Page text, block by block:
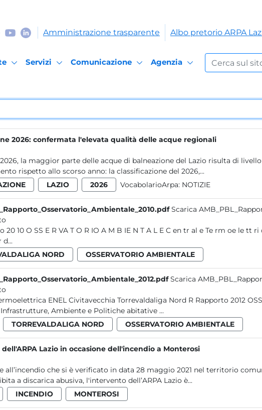
Amministrazione trasparente Albo pretorio ARPA
Servizi Comunicazione Agenzia
Cerca nel sito:
2026: confermata l'elevata qualità delle acque regionali
la maggior parte delle acque di balneazione del Lazio risulta di
rispetto allo scorso anno: la classificazione del 2026,...
LAZIO 2026 VocabolarioArpa: NOTIZIE
Scarica
al ig a N or d...
NORD
OSSERVATORIO AMBIENTALE
Scarica
ENEL Civitavecchia Torrevaldaliga Nord R Rapporto 2012 OSSERVATORIO AMBIENTALE Direzione
Regionale Infrastrutture, Ambiente e Politiche abitative ...
TORREVALDALIGA NORD OSSERVATORIO AMBIENTALE
Lazio in occasione dell'incendio a Monterosi
all’incendio che si è verificato in data 28 maggio 2021 nel territorio
a discarica abusiva, l'intervento dell’ARPA Lazio è...
INCENDIO MONTEROSI